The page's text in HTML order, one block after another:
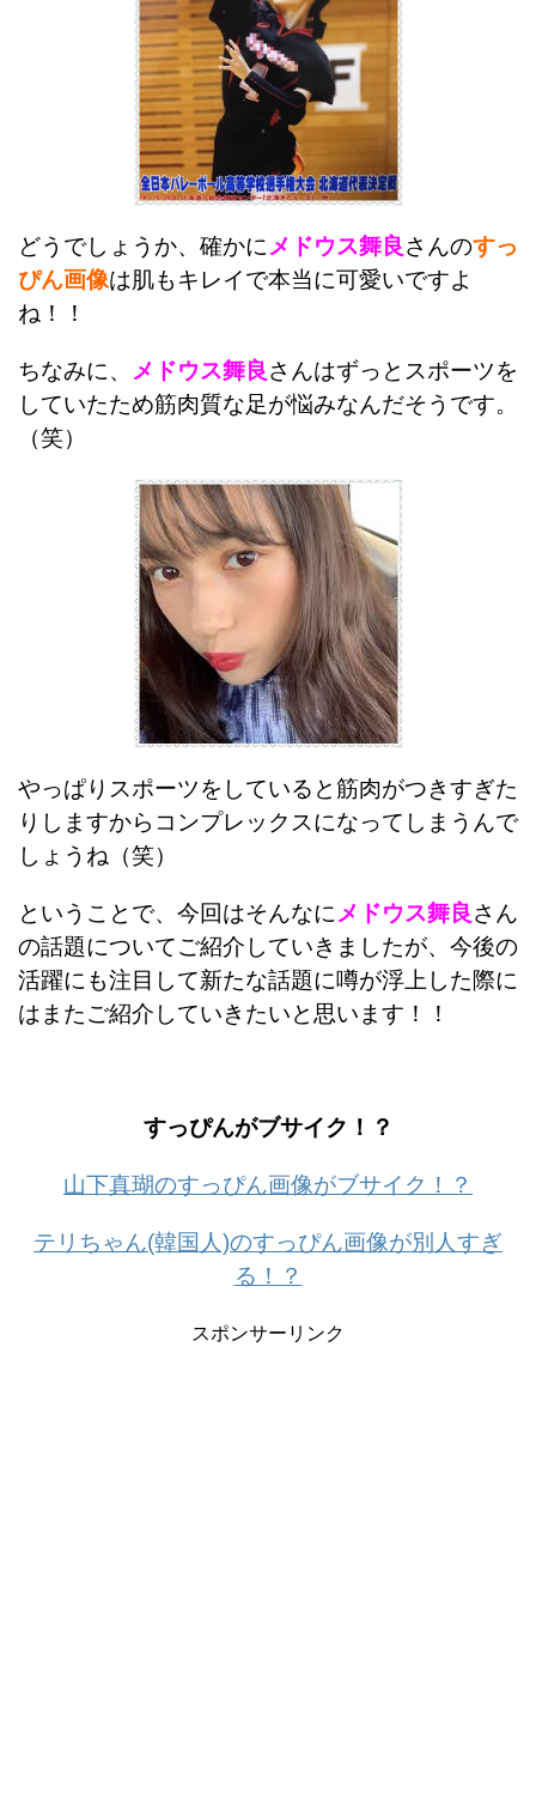
どうでしょうか、確かに メドウス舞良さんのすっ
ぴん画像は肌もキレイで本当に可愛いですよ
ね！！
ちなみに、 メドウス舞良さんはずっとスポーツを
していたため筋肉質な足が悩みなんだそうです。
（笑）
やっぱりスポーツをしていると筋肉がつきすぎた
りしますからコンプレックスになってしまうんで
しょうね（笑）
ということで、今回はそんなに メドウス舞良さん
の話題についてご紹介していきましたが、今後の
活躍にも注目して新たな話題に噂が浮上した際に
はまたご紹介していきたいと思います！！
すっぴんがブサイク！？
山下真瑚のすっぴん画像がブサイク！？
テリちゃん(韓国人)のすっぴん画像が別人すぎ
る！？
スポンサーリンク